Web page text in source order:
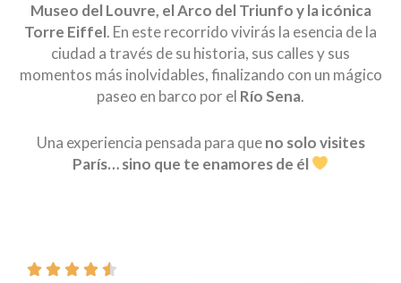
Museo del Louvre, elArco del Triunfoy la icónica
Torre Eiffel. En este recorrido vivirás la esencia de la
ciudad a través de su historia, sus calles y sus
momentos más inolvidables, finalizando con un mágico
paseo en barco por el Río Sena.
Una experiencia pensada para queno solo visites
París… sino que te enamores de él